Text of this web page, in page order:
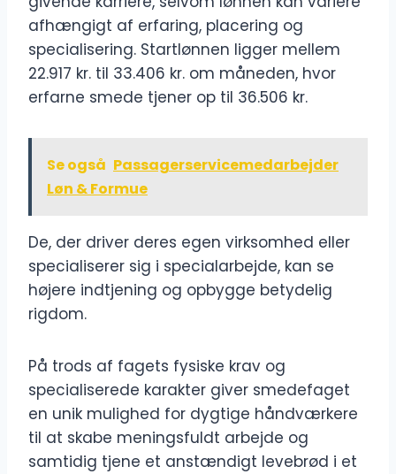
afhængigt af erfaring, placering og
specialisering. Startlønnen ligger mellem
22.917 kr. til 33.406 kr. om måneden, hvor
erfarne smede tjener op til 36.506 kr.
Se også Passagerservicemedarbejder
Løn & Formue
De, der driver deres egen virksomhed eller
specialiserer sig i specialarbejde, kan se
højere indtjening og opbygge betydelig
rigdom.
På trods af fagets fysiske krav og
specialiserede karakter giver smedefaget
en unik mulighed for dygtige håndværkere
til at skabe meningsfuldt arbejde og
samtidig tjene et anstændigt levebrød i et